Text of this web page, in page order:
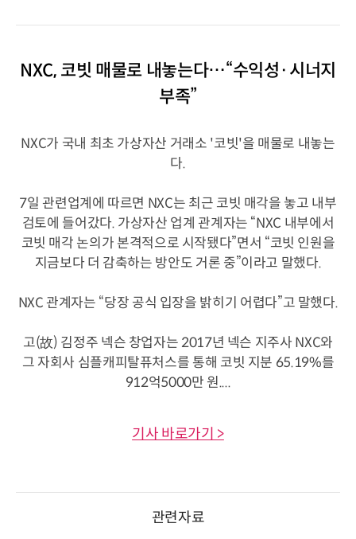
NXC, 코빗 매물로 내놓는다…“수익성·시너지
부족”
NXC가 국내 최초 가상자산 거래소 '코빗'을 매물로 내놓는
다.
7일 관련업계에 따르면 NXC는 최근 코빗 매각을 놓고 내부
검토에 들어갔다. 가상자산 업계 관계자는 “NXC 내부에서
코빗 매각 논의가 본격적으로 시작됐다”면서 “코빗 인원을
지금보다 더 감축하는 방안도 거론 중”이라고 말했다.
NXC 관계자는 “당장 공식 입장을 밝히기 어렵다”고 말했다.
고(故) 김정주 넥슨 창업자는 2017년 넥슨 지주사 NXC와
그 자회사 심플캐피탈퓨처스를 통해 코빗 지분 65.19%를
912억5000만 원....
기사 바로가기 >
관련자료